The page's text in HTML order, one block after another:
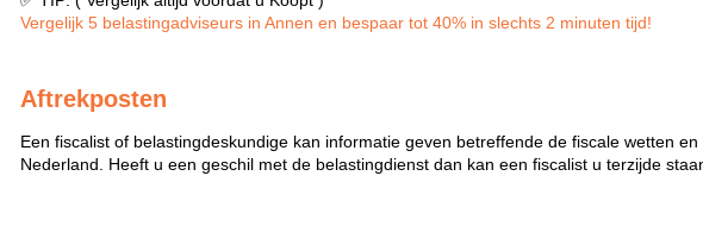
Vergelijk 5 belastingadviseurs in Annen en bespaar tot 40% in slechts 2 minuten tijd!
Aftrekposten
Een fiscalist of belastingdeskundige kan informatie geven betreffende de fiscale wetten en
Nederland. Heeft u een geschil met de belastingdienst dan kan een fiscalist u terzijde